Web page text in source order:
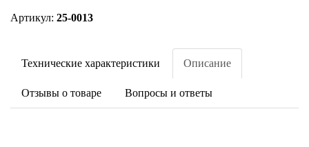
Артикул: 25-0013
Технические характеристики Описание
Отзывы о товаре Вопросы и ответы